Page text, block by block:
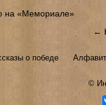
на «Мемориале»
←
о победе
©